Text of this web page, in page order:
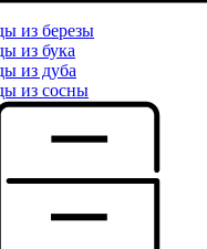
из березы
из бука
из дуба
из сосны